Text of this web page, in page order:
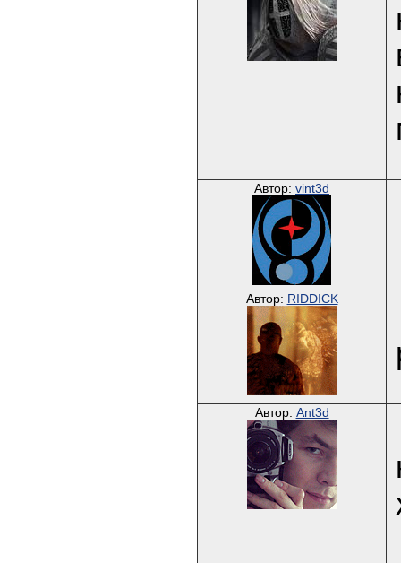
Автор: vint3d
Автор: RIDDICK
Автор: Ant3d